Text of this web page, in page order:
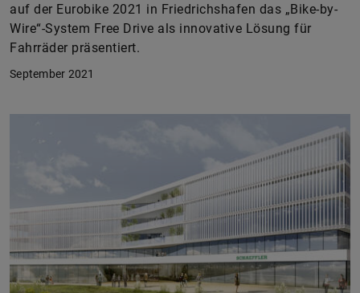
auf der Eurobike 2021 in Friedrichshafen das „Bike-by-
Wire“-System Free Drive als innovative Lösung für
Fahrräder präsentiert.
September 2021